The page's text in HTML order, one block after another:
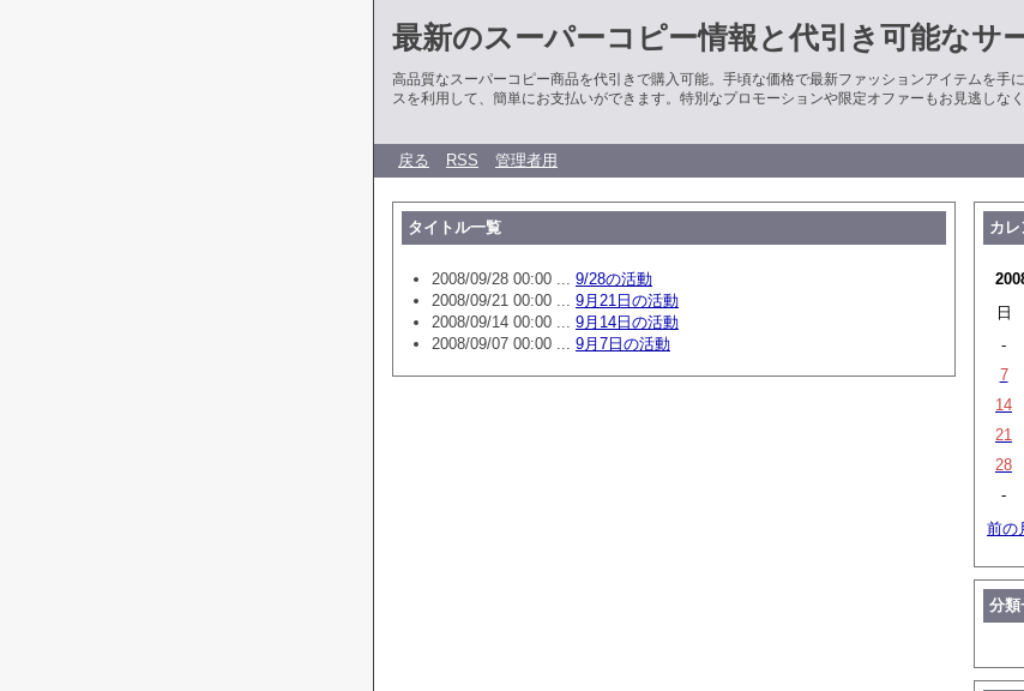
最新のスーパーコピー情報と代引き可能なサ
高品質なスーパーコピー商品を代引きで購入可能。手頃な価格で最新ファッションアイテムを手
スを利用して、簡単にお支払いができます。特別なプロモーションや限定オファーもお見逃しなく
戻る RSS 管理者用
タイトル一覧
2008/09/28 00:00 ... 9/28の活動
2008/09/21 00:00 ... 9月21日の活動
2008/09/14 00:00 ... 9月14日の活動
2008/09/07 00:00 ... 9月7日の活動
カ
日
-
7
14
21
28
-
前の
分類